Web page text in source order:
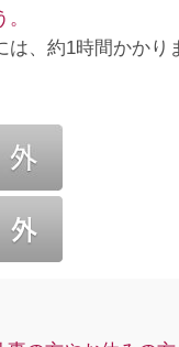
、約1時間かかり